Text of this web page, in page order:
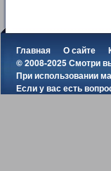
Главная О сайте
© 2008-2025 Смотри
При использовании
Если у вас есть